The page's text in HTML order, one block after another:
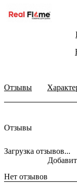
Отзывы
Отзывы
Загрузка отзывов...
Нет отзывов